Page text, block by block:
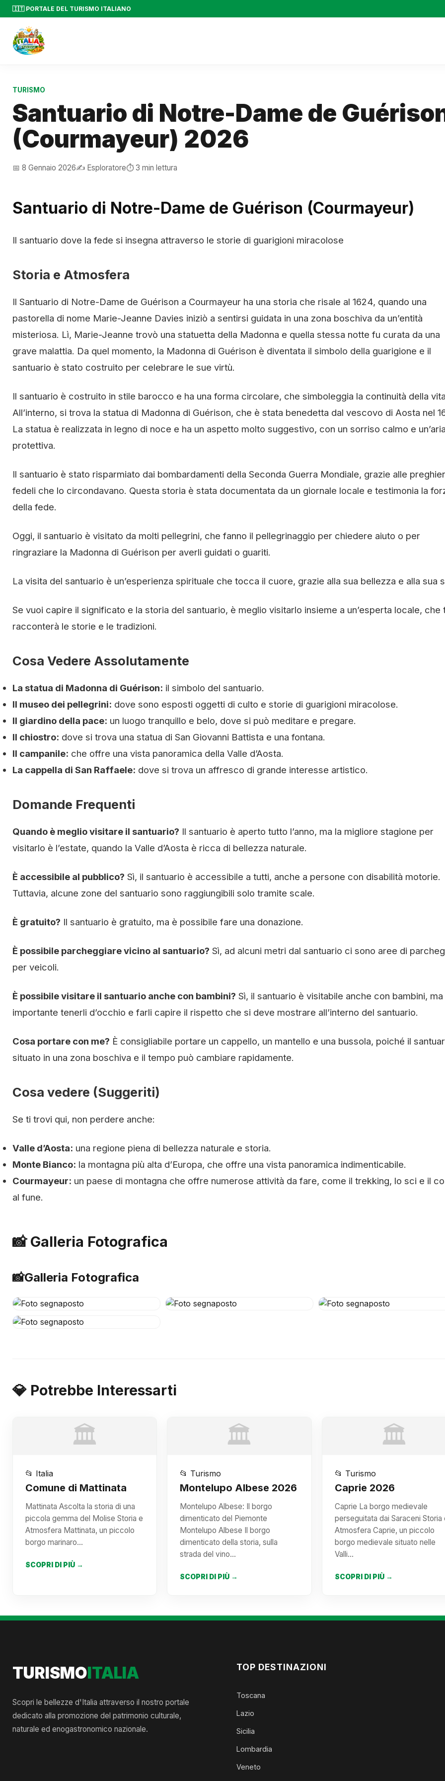
🇮🇹 PORTALE DEL TURISMO ITALIANO
TURISMO
Santuario di Notre-Dame de
(Courmayeur) 2026
📅 8 Gennaio 2026✍️ Esploratore⏱️ 3 min lettura
Santuario di Notre-Dame de Guérison (Courmayeur)
Il santuario dove la fede si insegna attraverso le storie di guarigioni miracolose
Storia e Atmosfera
Il Santuario di Notre-Dame de Guérison a Courmayeur ha una storia che risale al 1624, quando una
pastorella di nome Marie-Jeanne Davies iniziò a sentirsi guidata in una zona boschiva da un’entità
misteriosa. Lì, Marie-Jeanne trovò una statuetta della Madonna e quella stessa notte fu curata da una
grave malattia. Da quel momento, la Madonna di Guérison è diventata il simbolo della guarigione e il
santuario è stato costruito per celebrare le sue virtù.
Il santuario è costruito in stile barocco e ha una forma circolare, che simboleggia la continuità della
All’interno, si trova la statua di Madonna di Guérison, che è stata benedetta dal vescovo di Aosta nel
La statua è realizzata in legno di noce e ha un aspetto molto suggestivo, con un sorriso calmo e
protettiva.
Il santuario è stato risparmiato dai bombardamenti della Seconda Guerra Mondiale, grazie alle
fedeli che lo circondavano. Questa storia è stata documentata da un giornale locale e testimonia la
della fede.
Oggi, il santuario è visitato da molti pellegrini, che fanno il pellegrinaggio per chiedere aiuto o per
ringraziare la Madonna di Guérison per averli guidati o guariti.
La visita del santuario è un’esperienza spirituale che tocca il cuore, grazie alla sua bellezza e alla sua
Se vuoi capire il significato e la storia del santuario, è meglio visitarlo insieme a un’esperta locale, che
racconterà le storie e le tradizioni.
Cosa Vedere Assolutamente
La statua di Madonna di Guérison: il simbolo del santuario.
Il museo dei pellegrini: dove sono esposti oggetti di culto e storie di guarigioni miracolose.
Il giardino della pace: un luogo tranquillo e belo, dove si può meditare e pregare.
Il chiostro: dove si trova una statua di San Giovanni Battista e una fontana.
Il campanile: che offre una vista panoramica della Valle d’Aosta.
La cappella di San Raffaele: dove si trova un affresco di grande interesse artistico.
Domande Frequenti
Quando è meglio visitare il santuario? Il santuario è aperto tutto l’anno, ma la migliore stagione per
visitarlo è l’estate, quando la Valle d’Aosta è ricca di bellezza naturale.
È accessibile al pubblico? Sì, il santuario è accessibile a tutti, anche a persone con disabilità motorie.
Tuttavia, alcune zone del santuario sono raggiungibili solo tramite scale.
È gratuito? Il santuario è gratuito, ma è possibile fare una donazione.
È possibile parcheggiare vicino al santuario? Sì, ad alcuni metri dal santuario ci sono aree di
per veicoli.
È possibile visitare il santuario anche con bambini? Sì, il santuario è visitabile anche con bambini,
importante tenerli d’occhio e farli capire il rispetto che si deve mostrare all’interno del santuario.
Cosa portare con me? È consigliabile portare un cappello, un mantello e una bussola, poiché il
situato in una zona boschiva e il tempo può cambiare rapidamente.
Cosa vedere (Suggeriti)
Se ti trovi qui, non perdere anche:
Valle d’Aosta: una regione piena di bellezza naturale e storia.
Monte Bianco: la montagna più alta d’Europa, che offre una vista panoramica indimenticabile.
Courmayeur: un paese di montagna che offre numerose attività da fare, come il trekking, lo sci e il
al fune.
📸 Galleria Fotografica
📸Galleria Fotografica
💎 Potrebbe Interessarti
🏛️
📂 Italia
Comune di Mattinata
Mattinata Ascolta la storia di una
piccola gemma del Molise Storia e
Atmosfera Mattinata, un piccolo
borgo marinaro…
SCOPRI DI PIÙ →
🏛️
📂 Turismo
Montelupo Albese 2026
Montelupo Albese: Il borgo
dimenticato del Piemonte
Montelupo Albese Il borgo
dimenticato della storia, sulla
strada del vino…
SCOPRI DI PIÙ →
🏛️
📂 Turismo
Caprie 2026
Caprie La borgo medievale
perseguitata dai Saraceni Storia
Atmosfera Caprie, un piccolo
borgo medievale situato nelle
Valli…
SCOPRI DI PIÙ →
TURISMOITALIA
Scopri le bellezze d'Italia attraverso il nostro portale
dedicato alla promozione del patrimonio culturale,
naturale ed enogastronomico nazionale.
TOP DESTINAZIONI
Toscana
Lazio
Sicilia
Lombardia
Veneto